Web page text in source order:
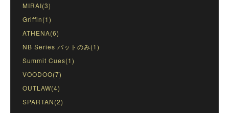
MIRAI(3)
Griffin(1)
ATHENA(6)
NB Series バットのみ(1)
Summit Cues(1)
VOODOO(7)
OUTLAW(4)
SPARTAN(2)